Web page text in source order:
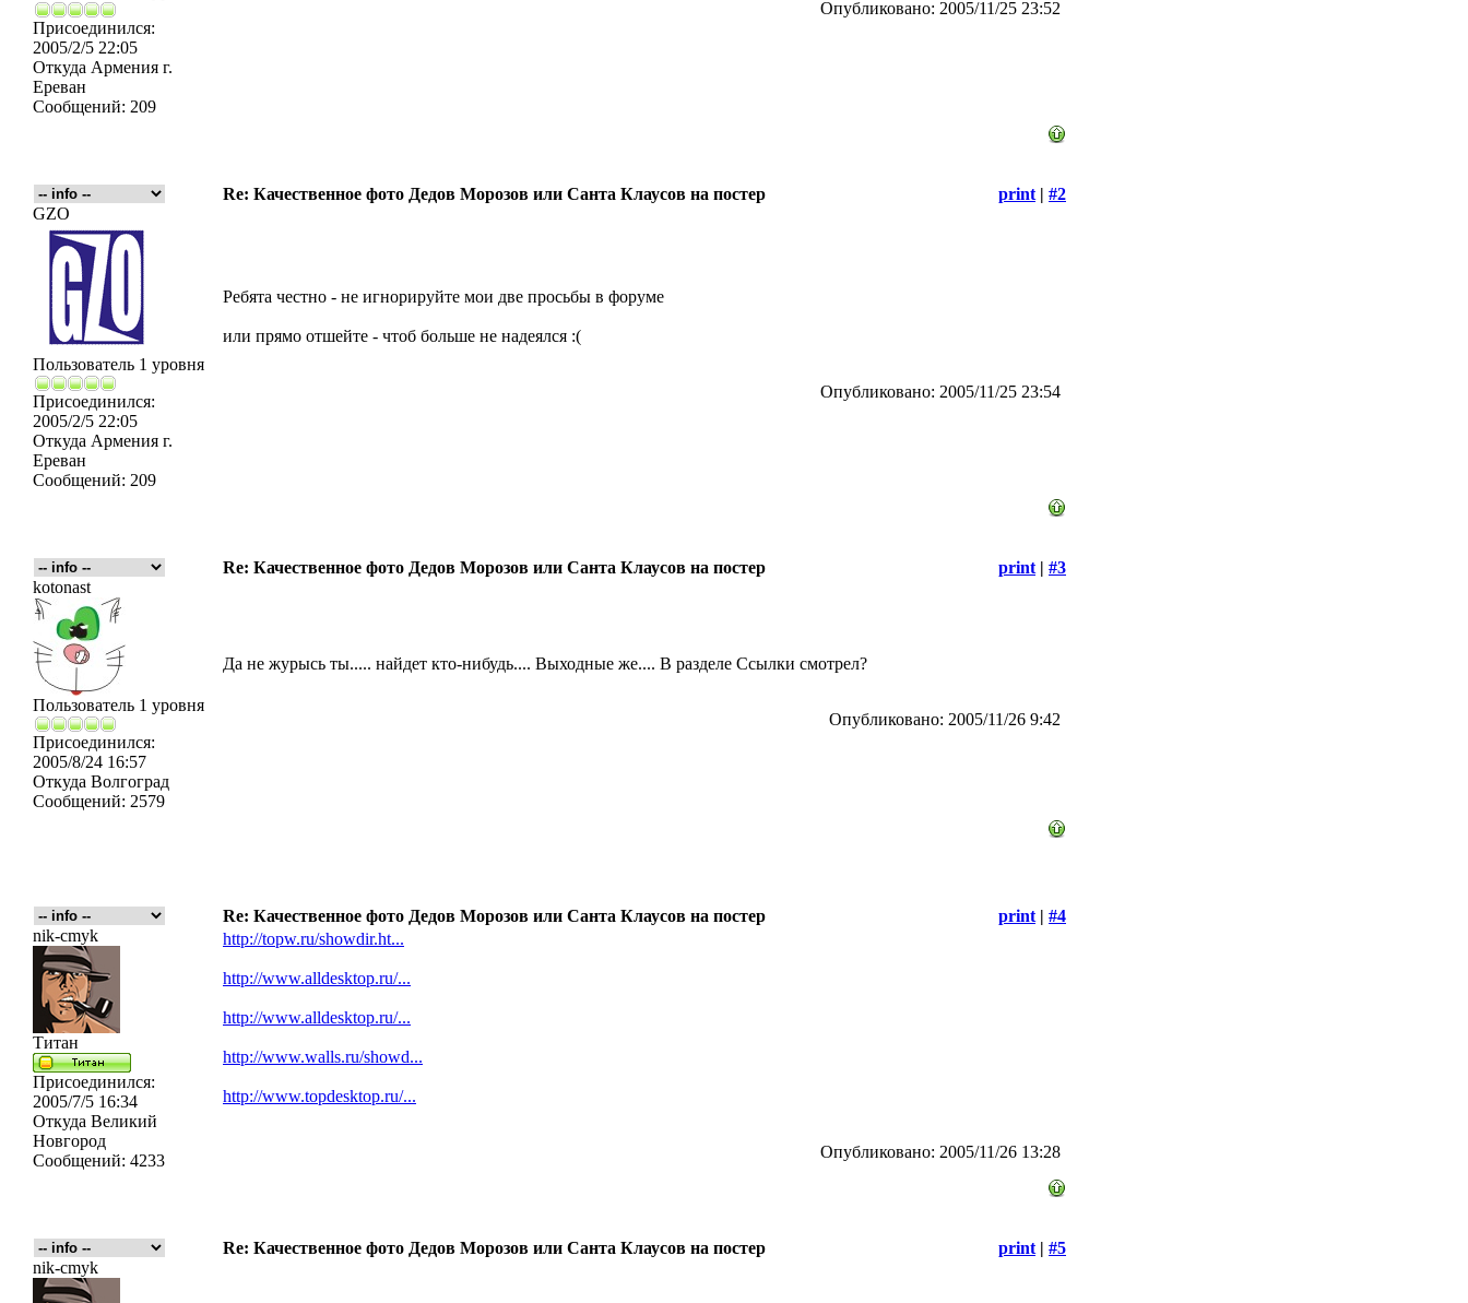
Присоединился:
2005/2/5 22:05
Откуда Армения г.
Ереван
Сообщений: 209
Опубликовано: 2005/11/25 23:52
Re: Качественное фото Дедов Морозов или Санта Клаусов на постер print | #2
GZO
Пользователь 1 уровня
Присоединился:
2005/2/5 22:05
Откуда Армения г.
Ереван
Сообщений: 209
Ребята честно - не игнорируйте мои две просьбы в форуме
или прямо отшейте - чтоб больше не надеялся :(
Опубликовано: 2005/11/25 23:54
Re: Качественное фото Дедов Морозов или Санта Клаусов на постер print | #3
kotonast
Пользователь 1 уровня
Присоединился:
2005/8/24 16:57
Откуда Волгоград
Сообщений: 2579
Да не журысь ты..... найдет кто-нибудь.... Выходные же.... В разделе Ссылки смотрел?
Опубликовано: 2005/11/26 9:42
Re: Качественное фото Дедов Морозов или Санта Клаусов на постер print | #4
nik-cmyk
Титан
Присоединился:
2005/7/5 16:34
Откуда Великий
Новгород
Сообщений: 4233
http://topw.ru/showdir.ht...
http://www.alldesktop.ru/...
http://www.alldesktop.ru/...
http://www.walls.ru/showd...
http://www.topdesktop.ru/...
Опубликовано: 2005/11/26 13:28
Re: Качественное фото Дедов Морозов или Санта Клаусов на постер print | #5
nik-cmyk